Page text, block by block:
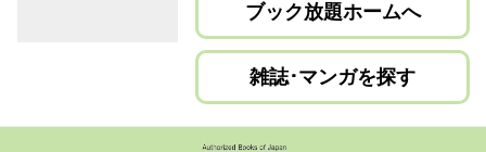
ブック放題ホームへ
雑誌･マンガを探す